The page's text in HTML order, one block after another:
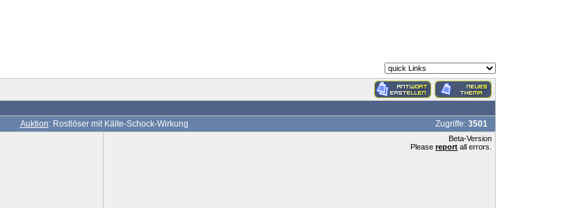
Auktion: Rostlöser mit Kälte-Schock-Wirkung Zugriffe: 3501
Beta-Version
Please report all errors.